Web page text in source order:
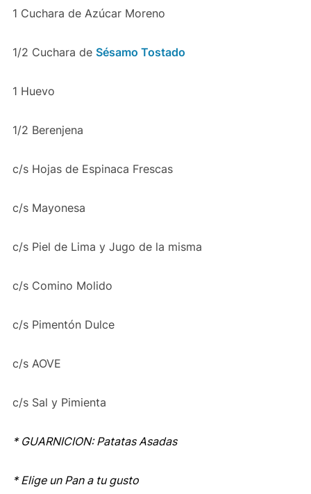
1 Cuchara de Azúcar Moreno
1/2 Cuchara de Sésamo Tostado
1 Huevo
1/2 Berenjena
c/s Hojas de Espinaca Frescas
c/s Mayonesa
c/s Piel de Lima y Jugo de la misma
c/s Comino Molido
c/s Pimentón Dulce
c/s AOVE
c/s Sal y Pimienta
* GUARNICION: Patatas Asadas
* Elige un Pan a tu gusto